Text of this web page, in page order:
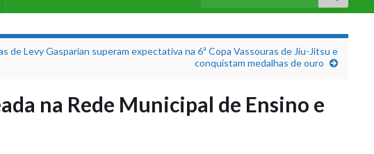
de Levy Gasparian superam expectativa na 6ª Copa Vassouras de Jiu-Jitsu e
conquistam medalhas de ouro
na Rede Municipal de Ensino e